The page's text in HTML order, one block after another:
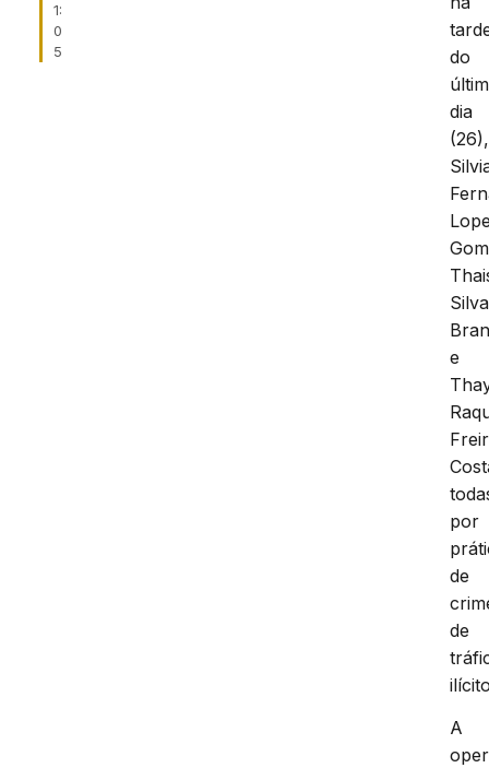
1:
0
5
do
dia
(26),
Silva
e
por
de
de
A